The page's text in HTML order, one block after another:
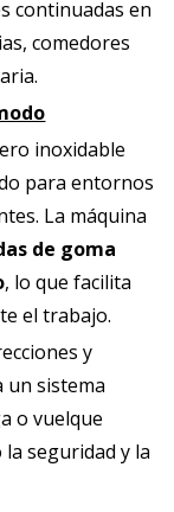
continuadas en
comedores
inoxidable
para entornos
La máquina
de goma
, lo que facilita
el trabajo.
y
un sistema
o vuelque
seguridad y la